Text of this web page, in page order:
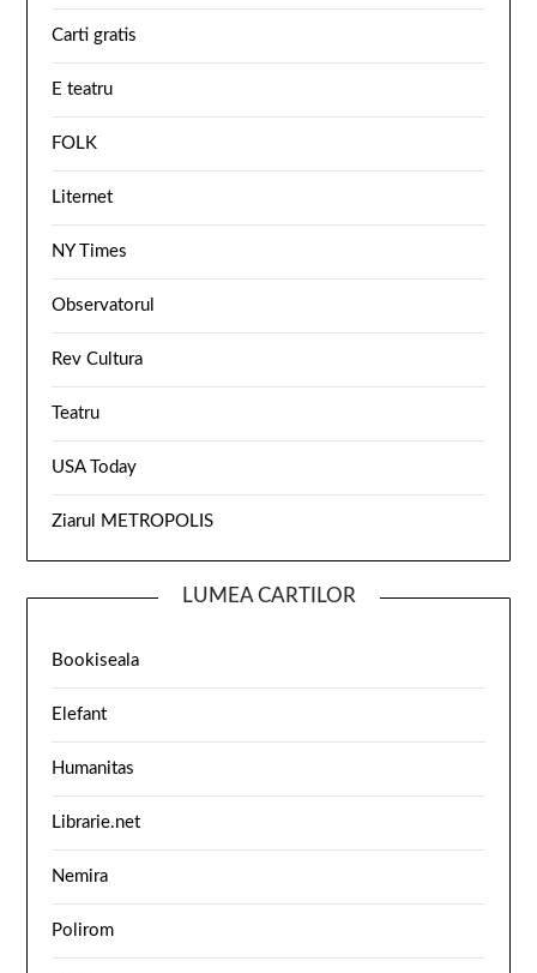
Carti gratis
E teatru
FOLK
Liternet
NY Times
Observatorul
Rev Cultura
Teatru
USA Today
Ziarul METROPOLIS
LUMEA CARTILOR
Bookiseala
Elefant
Humanitas
Librarie.net
Nemira
Polirom